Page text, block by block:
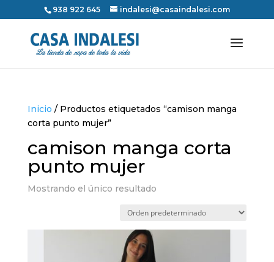
938 922 645 indalesi@casaindalesi.com
Inicio / Productos etiquetados “camison manga
corta punto mujer”
camison manga corta
punto mujer
Mostrando el único resultado